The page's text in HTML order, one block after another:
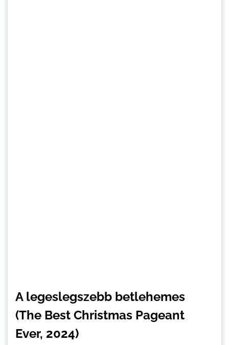
A legeslegszebb betlehemes
(The Best Christmas Pageant
Ever, 2024)